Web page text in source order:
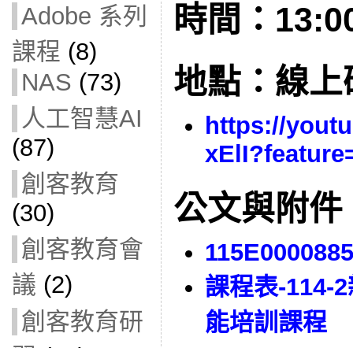
Adobe 系列
課程 (8)
NAS (73)
人工智慧AI
(87)
創客教育
(30)
創客教育會
議 (2)
創客教育研
時間：
地點：線上
https://
公文與附件
115E0000885
課程表-114-
能培訓課程